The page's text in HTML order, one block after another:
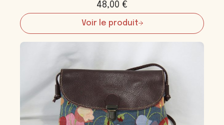
48,00 €
Voir le produit
:
Sac
trapèze